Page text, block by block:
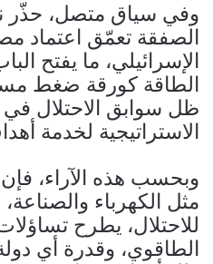
وفي سياق متصل، حذّر
الصفقة تعمّق اعتماد
الإسرائيلي، ما يفتح
الطاقة كورقة ضغط
ظل سوابق الاحتلال في
الاستراتيجية لخدمة
وبحسب هذه الآراء،
مثل الكهرباء
للاحتلال، يطرح
الطاقوي، وقدرة أي